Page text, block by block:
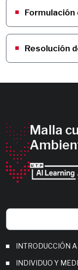
Resolución
Malla
INTRODUCCIÓN
INDIVIDUO Y